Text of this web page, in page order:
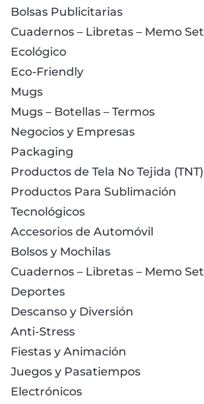
Bolsas Publicitarias
Cuadernos – Libretas – Memo Set
Ecológico
Eco-Friendly
Mugs
Mugs – Botellas – Termos
Negocios y Empresas
Packaging
Productos de Tela No Tejida (TNT)
Productos Para Sublimación
Tecnológicos
Accesorios de Automóvil
Bolsos y Mochilas
Cuadernos – Libretas – Memo Set
Deportes
Descanso y Diversión
Anti-Stress
Fiestas y Animación
Juegos y Pasatiempos
Electrónicos